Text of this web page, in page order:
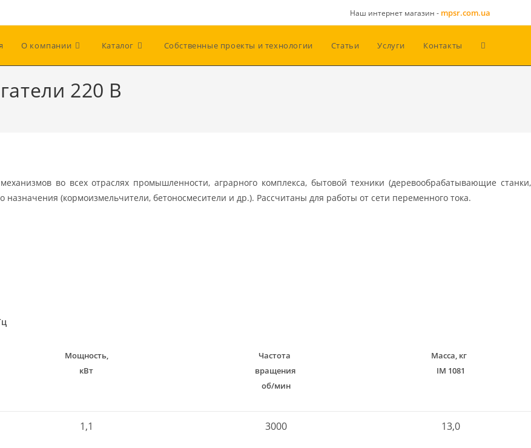
Наш интернет магазин - mpsr.com.ua
О компании Каталог Собственные проекты и технологии Статьи Услуги Контакты
220 В
во всех отраслях промышленности, аграрного комплекса, бытовой техники (деревообрабатывающие станки,
(кормоизмельчители, бетоносмесители и др.). Рассчитаны для работы от сети переменного тока.
Мощность,
кВт
Частота
вращения
об/мин
Масса, кг
IM 1081
1,1 3000 13,0